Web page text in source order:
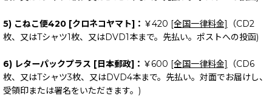
5) こねこ便420 [クロネコヤマト]： ￥420 [全国一律料金]
（CD2
枚、又はTシャツ1枚、又はDVD1本まで。先払い。ポストへの投函)
6) レターパックプラス [日本郵政]： ￥600 [全国一律料金]
（CD6
枚、又はTシャツ3枚、又はDVD4本まで。先払い。対面でお届けし、
受領印または署名をいただきます。)